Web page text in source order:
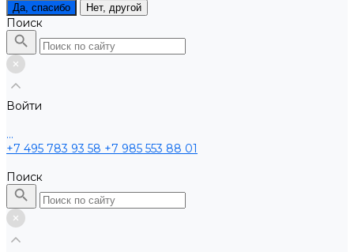
Да, спасибо Нет, другой
Поиск
Войти
...
+7 495 783 93 58 +7 985 553 88 01
Поиск